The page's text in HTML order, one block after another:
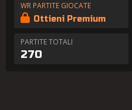
WR PARTITE GIOCATE
Ottieni Premium
PARTITE TOTALI
270